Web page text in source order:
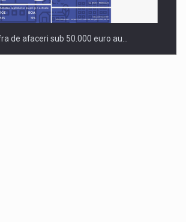
de afaceri sub 50.000 euro au…